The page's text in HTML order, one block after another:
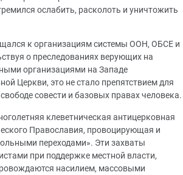
ослабить, расколоть и уничтожить
к организациям системы ООН, ОБСЕ и
о преследованиях верующих на
организациями на Западе
Церкви, это не стало препятствием для
совести и базовых правах человека.
клеветническая антицерковная
Православия, провоцирующая и
переходами». Эти захваты
при поддержке местной власти,
насилием, массовыми